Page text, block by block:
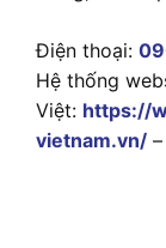
Điện thoại:
Hệ thống
Việt: https://
vietnam.vn/ –